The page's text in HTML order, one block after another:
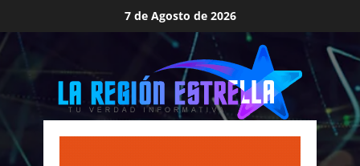
al
contenido
7 de Agosto de 2026